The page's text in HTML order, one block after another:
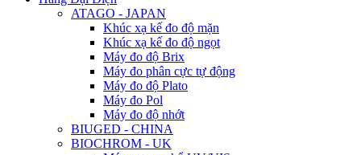
ATAGO - JAPAN
Khúc xạ kế đo độ mặn
Khúc xạ kế đo độ ngọt
Máy đo độ Brix
Máy đo phân cực tự động
Máy đo độ Plato
Máy đo Pol
Máy đo độ nhớt
BIUGED - CHINA
BIOCHROM - UK